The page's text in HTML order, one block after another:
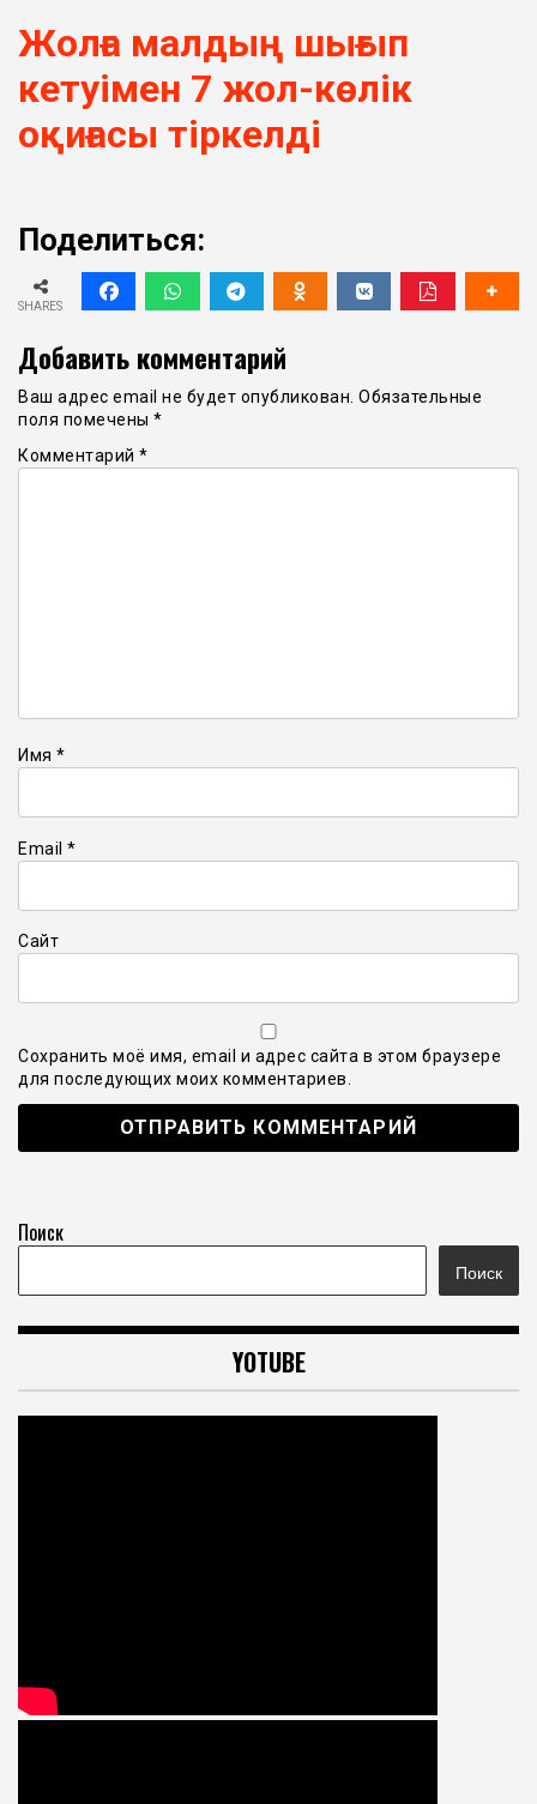
Жолға малдың шығып
кетуімен 7 жол-көлік
оқиғасы тіркелді
Поделиться:
SHARES
Добавить комментарий
Ваш адрес email не будет опубликован. Обязательные
поля помечены *
Комментарий *
Имя *
Email *
Сайт
Сохранить моё имя, email и адрес сайта в этом браузере
для последующих моих комментариев.
Поиск
Поиск
YOTUBE